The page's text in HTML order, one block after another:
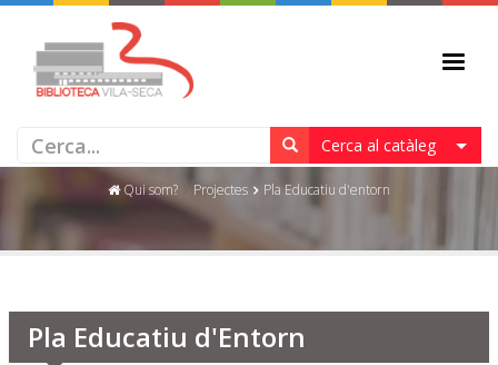
Cerca al catàleg
PLA EDUCATIU D'ENTORN
Qui som? Projectes Pla Educatiu d'entorn
Pla Educatiu d'Entorn